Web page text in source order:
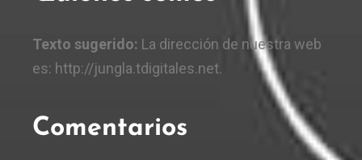
Texto sugerido: La dirección de nuestra web
es: http://jungla.tdigitales.net.
Comentarios